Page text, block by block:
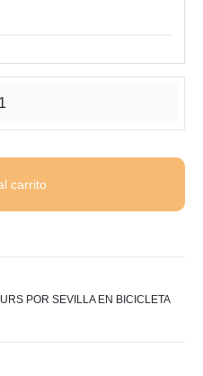
carrito
POR SEVILLA EN BICICLETA